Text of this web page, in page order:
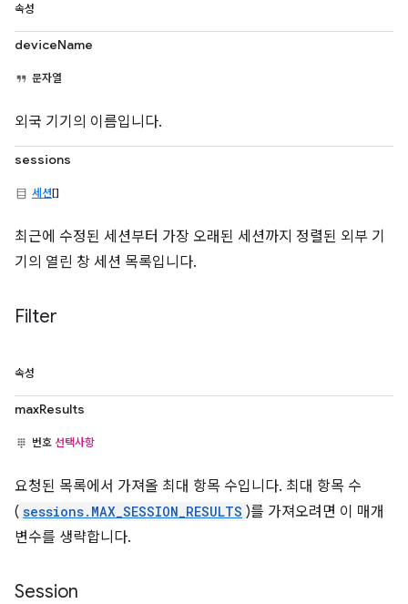
속성
deviceName
문자열
외국 기기의 이름입니다.
sessions
세션[]
최근에 수정된 세션부터 가장 오래된 세션까지 정렬된 외부 기
기의 열린 창 세션 목록입니다.
Filter
속성
maxResults
번호 선택사항
요청된 목록에서 가져올 최대 항목 수입니다. 최대 항목 수
( sessions.MAX_SESSION_RESULTS )를 가져오려면 이 매개
변수를 생략합니다.
Session